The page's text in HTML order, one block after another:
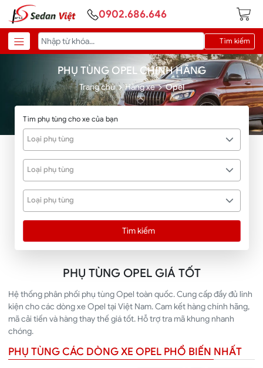
0902.686.646
Tìm kiếm
PHỤ TÙNG OPEL CHÍNH HÃNG
Trang chủ Hãng xe Opel
Tìm phụ tùng cho xe của bạn
Loại phụ tùng
Loại phụ tùng
Loại phụ tùng
Tìm kiếm
PHỤ TÙNG OPEL GIÁ TỐT
Hệ thống phân phối phụ tùng Opel toàn quốc. Cung cấp đầy đủ linh
kiện cho các dòng xe Opel tại Việt Nam. Cam kết hàng chính hãng,
mã cải tiến và hàng thay thế giá tốt. Hỗ trợ tra mã khung nhanh
chóng.
PHỤ TÙNG CÁC DÒNG XE OPEL PHỔ BIẾN NHẤT